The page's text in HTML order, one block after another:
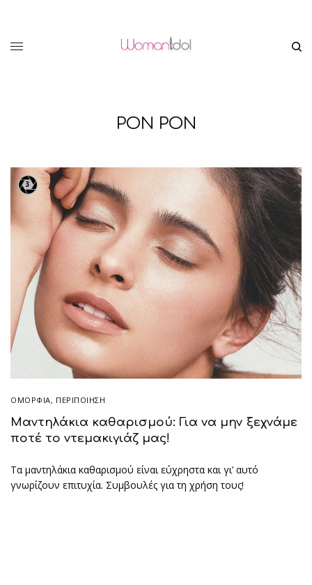
PON PON
3
ΟΜΟΡΦΙΑ, ΠΕΡΙΠΟΊΗΣΗ
Μαντηλάκια καθαρισμού: Για να μην ξεχνάμε
ποτέ το ντεμακιγιάζ μας!
Τα μαντηλάκια καθαρισμού είναι εύχρηστα και γι’ αυτό
γνωρίζουν επιτυχία. Συμβουλές για τη χρήση τους!